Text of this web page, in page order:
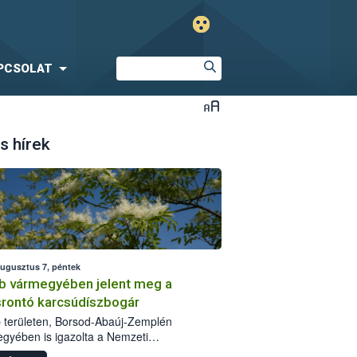
hírek
7, péntek
vármegyében jelent meg a
karcsúdíszbogár
területen, Borsod-Abaúj-Zemplén
is igazolta a Nemzeti
biztonsági Hivatal (Nébih) a